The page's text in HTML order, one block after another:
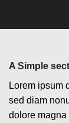
A Simple
Lorem ipsum
sed diam
dolore